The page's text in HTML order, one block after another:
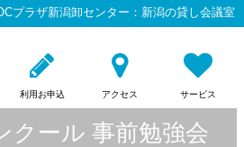
プラザ新潟卸センター：新潟の貸し会議室
利用お申込 アクセス サービス
クール 事前勉強会